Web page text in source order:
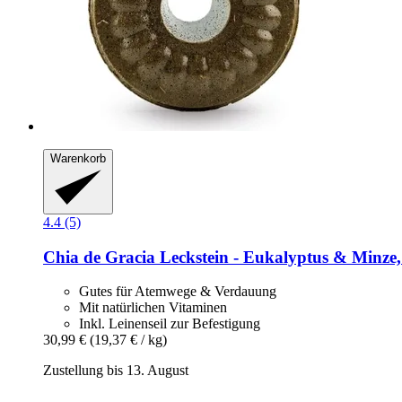
Warenkorb
4.4 (5)
Chia de Gracia Leckstein -​ Eukalyptus &
Gutes für Atemwege & Verdauung
Mit natürlichen Vitaminen
Inkl. Leinenseil zur Befestigung
30,99 € (19,37 € / kg)
Zustellung bis 13. August